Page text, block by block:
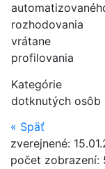
rozhodovania
vrátane
profilovania
Kategórie
dotknutých osôb
« Späť
zverejnené:
počet zobrazení: